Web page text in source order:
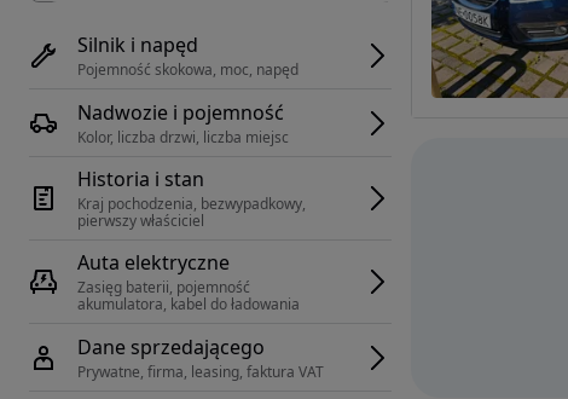
Silnik i napęd
Pojemność skokowa, moc, napęd
Nadwozie i pojemność
Kolor, liczba drzwi, liczba miejsc
Historia i stan
Kraj pochodzenia, bezwypadkowy,
pierwszy właściciel
Auta elektryczne
Zasięg baterii, pojemność
akumulatora, kabel do ładowania
Dane sprzedającego
Prywatne, firma, leasing, faktura VAT